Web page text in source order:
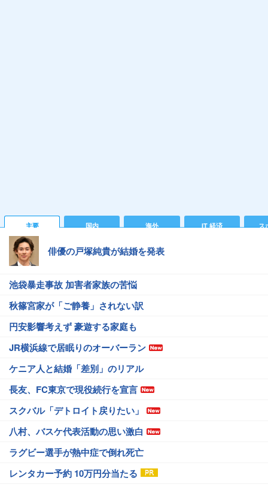
主要 国内 海外 IT 経済 ス
俳優の戸塚純貴が結婚を発表
池袋暴走事故 加害者家族の苦悩
秋篠宮家が「ご静養」されない訳
円安影響考えず 豪遊する家庭も
JR横浜線で居眠りのオーバーラン
ケニア人と結婚「差別」のリアル
長友、FC東京で現役続行を宣言
スクバル「デトロイト戻りたい」
八村、バスケ代表活動の思い激白
ラグビー選手が熱中症で倒れ死亡
レンタカー予約 10万円分当たる